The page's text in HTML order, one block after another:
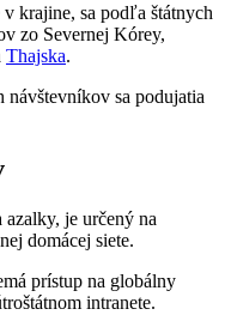
krajine, sa podľa štátnych
zo Severnej Kórey,
Thajska.
sa podujatia
je určený na
domácej siete.
prístup na globálny
intranete.